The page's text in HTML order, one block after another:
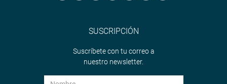
SUSCRIPCIÓN
Suscríbete con tu correo a
nuestro newsletter.